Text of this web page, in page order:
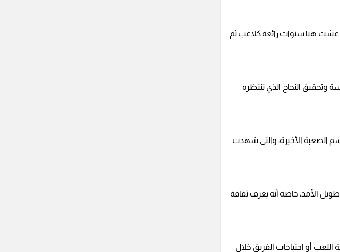
عشت هنا سنوات رائعة كلاعب ثم
وتحقيق النجاح الذي تنتظره
الصعبة الأخيرة، والتي شهدت
الأمد، خاصة أنه يعرف ثقافة
أو احتياجات الفريق خلال